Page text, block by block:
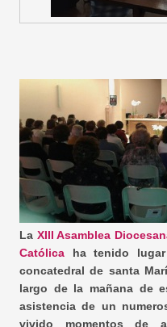
La XIII Asamblea
Católica ha tenido
concatedral de santa
largo de la mañana de
asistencia de un
vivido momentos de